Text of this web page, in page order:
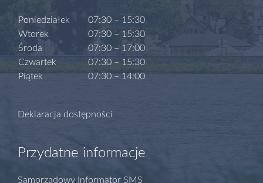
Poniedziałek
Wtorek
Środa
Czwartek
Piątek
07:30 – 15:30
07:30 – 15:30
07:30 – 17:00
07:30 – 15:30
07:30 – 14:00
Deklaracja dostępności
Przydatne informacje
Samorządowy Informator SMS